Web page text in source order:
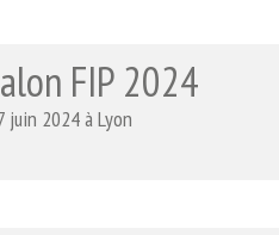
FIP 2024
juin 2024 à Lyon